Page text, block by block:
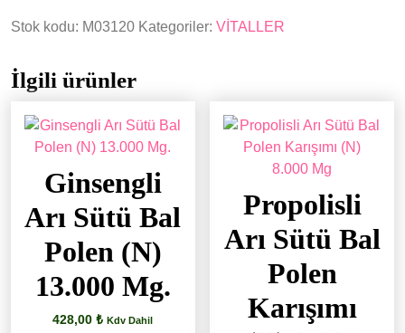
20ml
Ekinezya
Okaliptus
ilaveli
Stok kodu: M03120 Kategoriler: VİTALLER
İlgili ürünler
Ginsengli
Arı Sütü Bal
Polen (N)
13.000 Mg.
428,00₺ Kdv Dahil
Propolisli
Arı Sütü Bal
Polen
Karışımı